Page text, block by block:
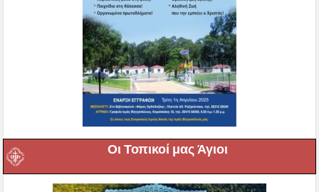
Οι Τοπικοί μας Άγιοι